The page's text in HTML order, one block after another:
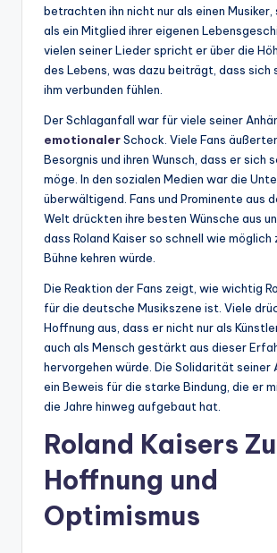
betrachten ihn nicht nur als einen Musiker,
als ein Mitglied ihrer eigenen
vielen seiner Lieder spricht er über die
des Lebens, was dazu beiträgt, dass sich
ihm verbunden fühlen.
Der Schlaganfall war für viele seiner
emotionalerSchock. Viele Fans
Besorgnis und ihren Wunsch, dass er sich
möge. In den sozialen Medien war die
überwältigend. Fans und Prominente aus
Welt drückten ihre besten Wünsche aus
dass Roland Kaiser so schnell wie möglich
Bühne kehren würde.
Die Reaktion der Fans zeigt, wie wichtig
für die deutsche Musikszene ist. Viele
Hoffnung aus, dass er nicht nur als
auch als Mensch gestärkt aus dieser
hervorgehen würde. Die Solidarität seiner
ein Beweis für die starke Bindung, die er
die Jahre hinweg aufgebaut hat.
Roland Kaisers
Hoffnung und
Optimismus